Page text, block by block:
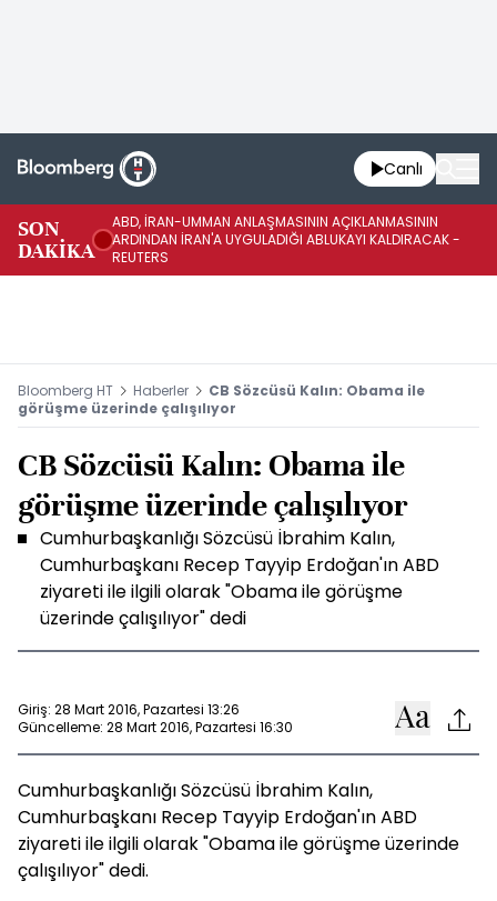
Canlı
SON
DAKİKA
ABD, İRAN-UMMAN ANLAŞMASININ AÇIKLANMASININ
ARDINDAN İRAN'A UYGULADIĞI ABLUKAYI KALDIRACAK -
REUTERS
Bloomberg HT Haberler
CB Sözcüsü Kalın: Obama ile
görüşme üzerinde çalışılıyor
CB Sözcüsü Kalın: Obama ile
görüşme üzerinde çalışılıyor
Cumhurbaşkanlığı Sözcüsü İbrahim Kalın,
Cumhurbaşkanı Recep Tayyip Erdoğan'ın ABD
ziyareti ile ilgili olarak "Obama ile görüşme
üzerinde çalışılıyor" dedi
Giriş: 28 Mart 2016, Pazartesi 13:26
Güncelleme: 28 Mart 2016, Pazartesi 16:30
Cumhurbaşkanlığı Sözcüsü İbrahim Kalın,
Cumhurbaşkanı Recep Tayyip Erdoğan'ın ABD
ziyareti ile ilgili olarak "Obama ile görüşme üzerinde
çalışılıyor" dedi.